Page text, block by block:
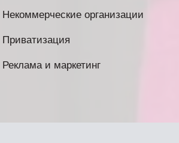
Некоммерческие организации
Приватизация
Реклама и маркетинг